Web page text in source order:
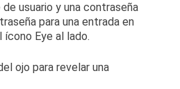
usuario y una contraseña
para una entrada en
ícono Eye al lado.